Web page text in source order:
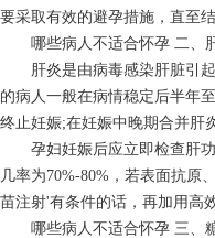
要采取有效的避孕措施，直至
哪些病人不适合怀孕 二、肝
肝炎是由病毒感染肝脏引起
的病人一般在病情稳定后半年
终止妊娠;在妊娠中晚期合并肝
孕妇妊娠后应立即检查肝功
几率为70%-80%，若表面抗原
苗注射'有条件的话，再加用高
哪些病人不适合怀孕 三、糖